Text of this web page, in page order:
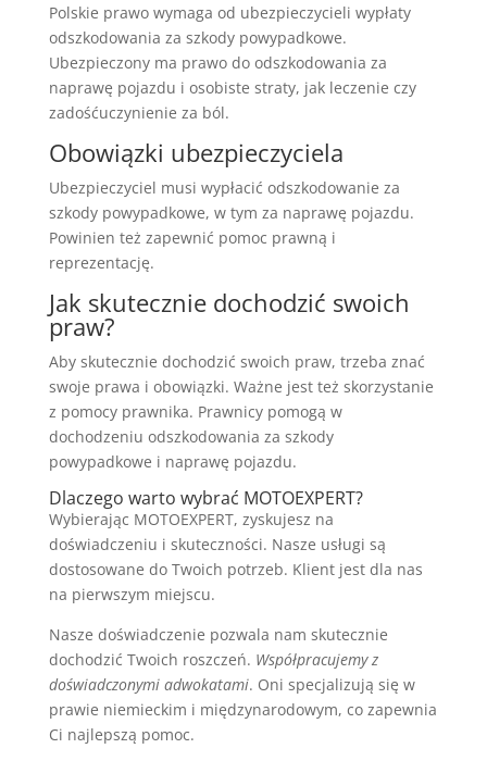
Polskie prawo wymaga od ubezpieczycieli wypłaty
odszkodowania za szkody powypadkowe.
Ubezpieczony ma prawo do odszkodowania za
naprawę pojazdu i osobiste straty, jak leczenie czy
zadośćuczynienie za ból.
Obowiązki ubezpieczyciela
Ubezpieczyciel musi wypłacić odszkodowanie za
szkody powypadkowe, w tym za naprawę pojazdu.
Powinien też zapewnić pomoc prawną i
reprezentację.
Jak skutecznie dochodzić swoich
praw?
Aby skutecznie dochodzić swoich praw, trzeba znać
swoje prawa i obowiązki. Ważne jest też skorzystanie
z pomocy prawnika. Prawnicy pomogą w
dochodzeniu odszkodowania za szkody
powypadkowe i naprawę pojazdu.
Dlaczego warto wybrać MOTOEXPERT?
Wybierając MOTOEXPERT, zyskujesz na
doświadczeniu i skuteczności. Nasze usługi są
dostosowane do Twoich potrzeb. Klient jest dla nas
na pierwszym miejscu.
Nasze doświadczenie pozwala nam skutecznie
dochodzić Twoich roszczeń. Współpracujemy z
doświadczonymi adwokatami. Oni specjalizują się w
prawie niemieckim i międzynarodowym, co zapewnia
Ci najlepszą pomoc.